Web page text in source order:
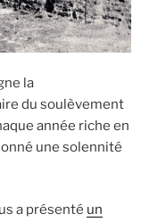
la
du soulèvement
année riche en
une solennité
a présenté un